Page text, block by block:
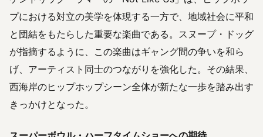
プにおける対立の美学を体現する一方で、地域社会に平和
と団結をもたらした重要な楽曲である。スヌープ・ドッグ
が指摘するように、この楽曲はギャング間の争いを和ら
げ、アーティスト同士のつながりを強化した。その結果、
西海岸のヒップホップシーン全体が新たな一歩を踏み出す
きっかけとなった。